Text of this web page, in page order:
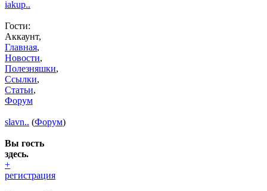
iakup..
Гости:
Аккаунт,
Главная,
Новости,
Полезняшки,
Ссылки,
Статьи,
Форум
slavn.. (Форум)
Вы гость
здесь.
+
регистрация